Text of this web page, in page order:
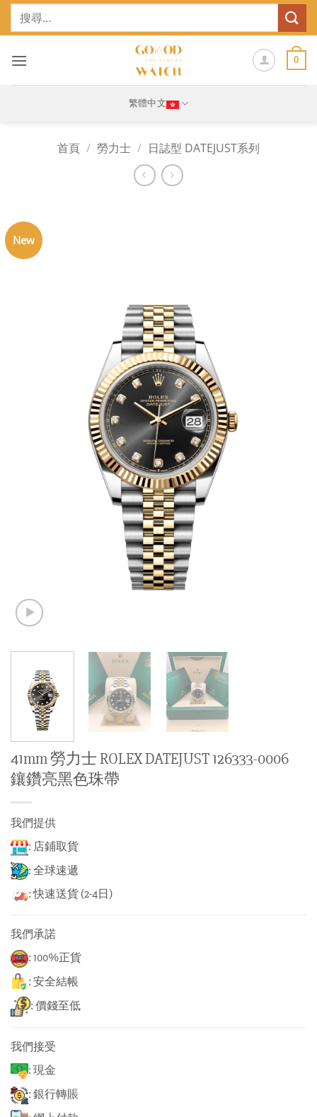
Skip
鍵
0
繁體中文
首頁 / 勞力士 / 日誌型 DATEJUST系列
New
41mm 勞力士 ROLEX DATEJUST 126333-0006
鑲鑽亮黑色珠帶
我們提供
: 店鋪取貨
: 全球速遞
: 快速送貨 (2-4日)
我們承諾
: 100%正貨
: 安全結帳
: 價錢至低
我們接受
: 現金
: 銀行轉賬